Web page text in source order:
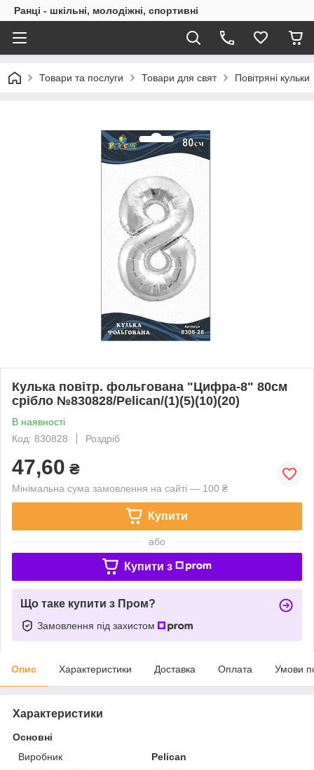
Ранці - шкільні, молодіжні, спортивні
Товари та послуги Товари для свят Повітряні кульки
Кулька повітр. фольгована "Цифра-8" 80см
срібло №830828/Pelican/(1)(5)(10)(20)
В наявності
Код: 830828
Роздріб
47,60 ₴
Мінімальна сума замовлення на сайті — 100 ₴
Купити
або
Купити з
Що таке купити з Пром?
Замовлення під захистом
Опис Характеристики Доставка Оплата Умови
Характеристики
Основні
Виробник
Pelican